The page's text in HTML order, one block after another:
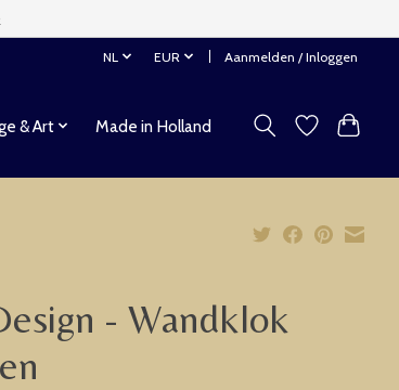
NL EUR Aanmelden / Inloggen
& Art Made in Holland
- Wandklok